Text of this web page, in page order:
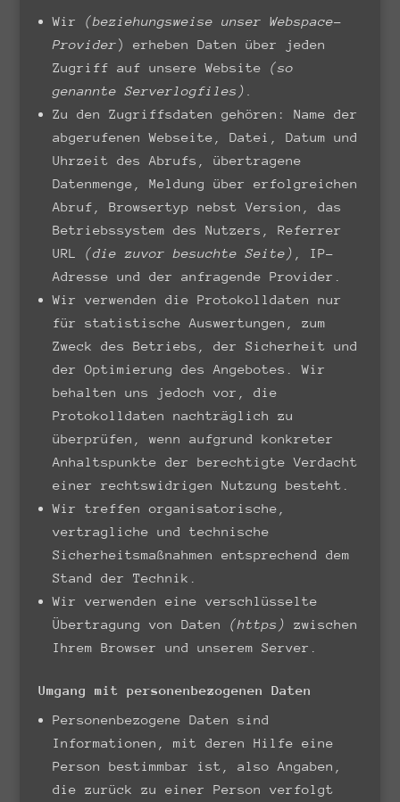
Wir (beziehungsweise unser Webspace-
Provider) erheben Daten über jeden
Zugriff auf unsere Website (so
genannte Serverlogfiles).
Zu den Zugriffsdaten gehören: Name der
abgerufenen Webseite, Datei, Datum und
Uhrzeit des Abrufs, übertragene
Datenmenge, Meldung über erfolgreichen
Abruf, Browsertyp nebst Version, das
Betriebssystem des Nutzers, Referrer
URL (die zuvor besuchte Seite) , IP-
Adresse und der anfragende Provider.
Wir verwenden die Protokolldaten nur
für statistische Auswertungen, zum
Zweck des Betriebs, der Sicherheit und
der Optimierung des Angebotes. Wir
behalten uns jedoch vor, die
Protokolldaten nachträglich zu
überprüfen, wenn aufgrund konkreter
Anhaltspunkte der berechtigte Verdacht
einer rechtswidrigen Nutzung besteht.
Wir treffen organisatorische,
vertragliche und technische
Sicherheitsmaßnahmen entsprechend dem
Stand der Technik.
Wir verwenden eine verschlüsselte
Übertragung von Daten (https) zwischen
Ihrem Browser und unserem Server.
Umgang mit personenbezogenen Daten
Personenbezogene Daten sind
Informationen, mit deren Hilfe eine
Person bestimmbar ist, also Angaben,
die zurück zu einer Person verfolgt